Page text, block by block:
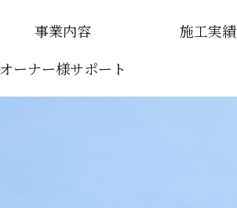
事業内容
施工実績
オーナー様サポート